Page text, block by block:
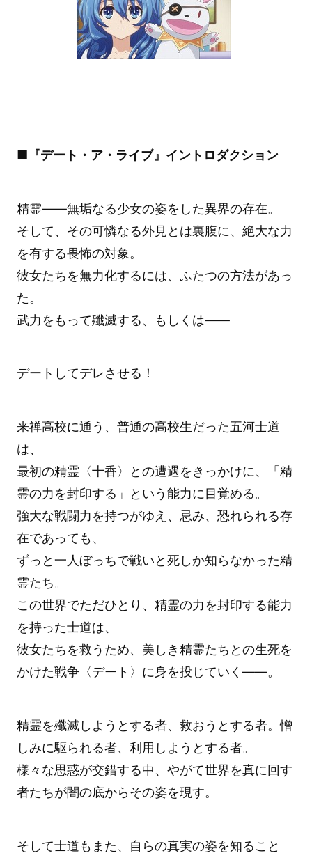
■『デート・ア・ライブ』イントロダクション
精霊――無垢なる少女の姿をした異界の存在。
そして、その可憐なる外見とは裏腹に、絶大な力
を有する畏怖の対象。
彼女たちを無力化するには、ふたつの方法があっ
た。
武力をもって殲滅する、もしくは――
デートしてデレさせる！
来禅高校に通う、普通の高校生だった五河士道
は、
最初の精霊〈十香〉との遭遇をきっかけに、「精
霊の力を封印する」という能力に目覚める。
強大な戦闘力を持つがゆえ、忌み、恐れられる存
在であっても、
ずっと一人ぼっちで戦いと死しか知らなかった精
霊たち。
この世界でただひとり、精霊の力を封印する能力
を持った士道は、
彼女たちを救うため、美しき精霊たちとの生死を
かけた戦争〈デート〉に身を投じていく――。
精霊を殲滅しようとする者、救おうとする者。憎
しみに駆られる者、利用しようとする者。
様々な思惑が交錯する中、やがて世界を真に回す
者たちが闇の底からその姿を現す。
そして士道もまた、自らの真実の姿を知ること